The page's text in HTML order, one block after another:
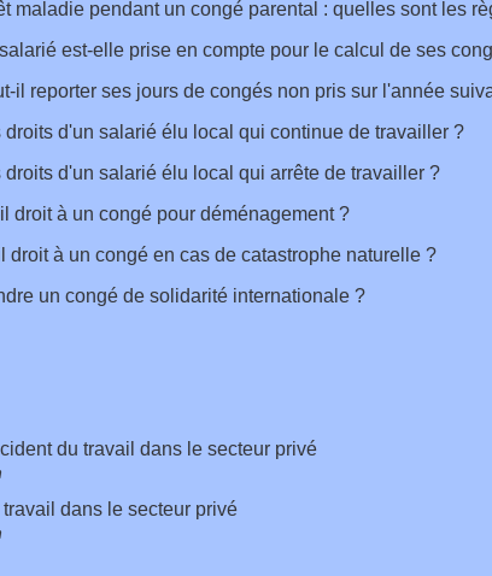
maladie pendant un congé parental : quelles sont les
est-elle prise en compte pour le calcul de ses
il reporter ses jours de congés non pris sur l'année
droits d'un salarié élu local qui continue de travailler ?
droits d'un salarié élu local qui arrête de travailler ?
droit à un congé pour déménagement ?
droit à un congé en cas de catastrophe naturelle ?
un congé de solidarité internationale ?
du travail dans le secteur privé
dans le secteur privé